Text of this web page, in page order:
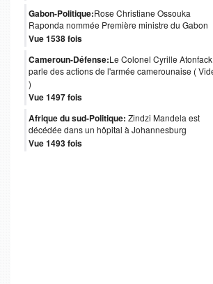
Gabon-Politique:Rose Christiane Ossouka
Raponda nommée Première ministre du Gabon
Vue 1538 fois
Cameroun-Défense:Le Colonel Cyrille Atonfack
parle des actions de l'armée camerounaise (
)
Vue 1497 fois
Afrique du sud-Politique: Zindzi Mandela est
décédée dans un hôpital à Johannesburg
Vue 1493 fois